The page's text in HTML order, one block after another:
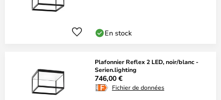
En stock
Plafonnier Reflex 2 LED, noir/blanc -
Serien.lighting
746,00 €
Fichier de données